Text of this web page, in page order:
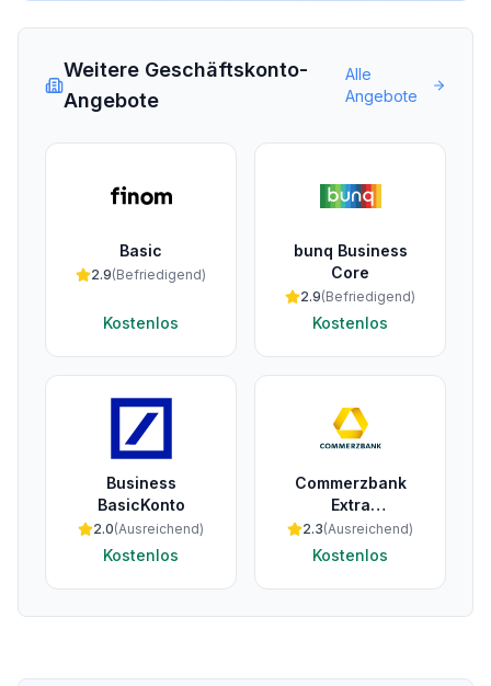
Weitere Geschäftskonto-
Angebote
Alle
Angebote
Basic
2.9(Befriedigend)
Kostenlos
bunq Business
Core
2.9(Befriedigend)
Kostenlos
Business
BasicKonto
2.0(Ausreichend)
Kostenlos
Commerzbank
Extra
Geschäftskonto
2.3(Ausreichend)
Kostenlos